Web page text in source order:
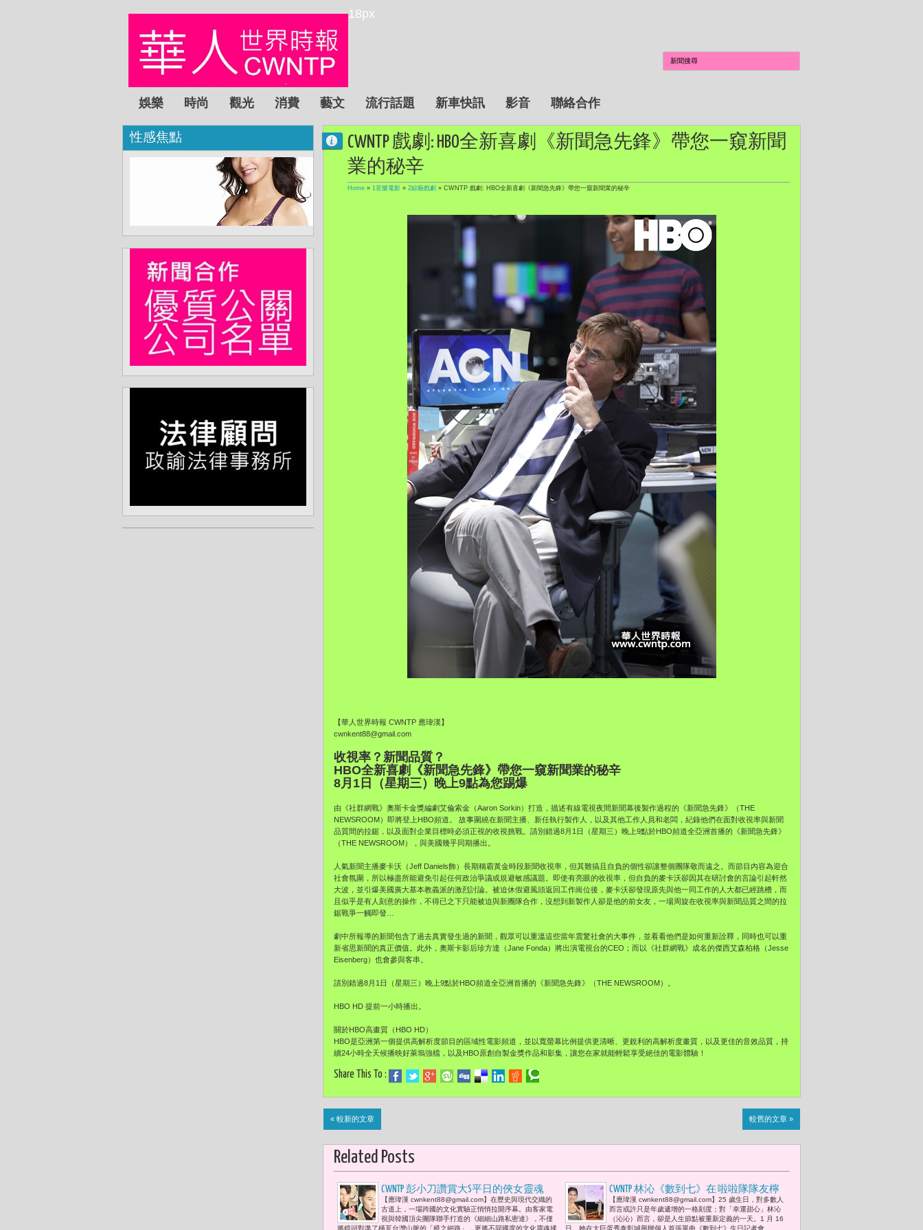
18px
娛樂 時尚 觀光 消費 藝文 流行話題 新車快訊 影音 聯絡合作
CWNTP 戲劇: HBO全新喜劇《新聞急先鋒》帶您一窺新聞
業的秘辛
Home » 1音樂電影 » 2綜藝戲劇 » CWNTP 戲劇: HBO全新喜劇《新聞急先鋒》帶您一窺新聞業的秘辛
【華人世界時報 CWNTP 應瑋漢】
cwnkent88@gmail.com
收視率？新聞品質？
HBO全新喜劇《新聞急先鋒》帶您一窺新聞業的秘辛
8月1日（星期三）晚上9點為您踢爆
由《社群網戰》奧斯卡金獎編劇艾倫索金（Aaron Sorkin）打造，描述有線電視夜間新聞幕後製作過程的《新聞急先鋒》（THE
NEWSROOM）即將登上HBO頻道。 故事圍繞在新聞主播、新任執行製作人，以及其他工作人員和老闆，紀錄他們在面對收視率與新聞
品質間的拉鋸，以及面對企業目標時必須正視的收視挑戰。請別錯過8月1日（星期三）晚上9點於HBO頻道全亞洲首播的《新聞急先鋒》
（THE NEWSROOM），與美國幾乎同期播出。
人氣新聞主播麥卡沃（Jeff Daniels飾）長期稱霸黃金時段新聞收視率，但其難搞且自負的個性卻讓整個團隊敬而遠之。而節目內容為迎合
社會氛圍，所以極盡所能避免引起任何政治爭議或規避敏感議題。即使有亮眼的收視率，但自負的麥卡沃卻因其在研討會的言論引起軒然
大波，並引爆美國廣大基本教義派的激烈討論。被迫休假避風頭返回工作崗位後，麥卡沃卻發現原先與他一同工作的人大都已經跳槽，而
且似乎是有人刻意的操作，不得已之下只能被迫與新團隊合作，沒想到新製作人卻是他的前女友，一場周旋在收視率與新聞品質之間的拉
鋸戰爭一觸即發…
劇中所報導的新聞包含了過去真實發生過的新聞，觀眾可以重溫這些當年震驚社會的大事件，並看看他們是如何重新詮釋，同時也可以重
新省思新聞的真正價值。此外，奧斯卡影后珍方達（Jane Fonda）將出演電視台的CEO；而以《社群網戰》成名的傑西艾森柏格（Jesse
Eisenberg）也會參與客串。
請別錯過8月1日（星期三）晚上9點於HBO頻道全亞洲首播的《新聞急先鋒》（THE NEWSROOM）。
HBO HD 提前一小時播出。
關於HBO高畫質（HBO HD）
HBO是亞洲第一個提供高解析度節目的區域性電影頻道，並以寬螢幕比例提供更清晰、更銳利的高解析度畫質，以及更佳的音效品質，持
續24小時全天候播映好萊塢強檔，以及HBO原創自製金獎作品和影集，讓您在家就能輕鬆享受絕佳的電影體驗！
Share This To :
« 較新的文章 較舊的文章 »
Related Posts
CWNTP 彭小刀讚賞大S平日的俠女靈魂
「大小S的情感太特別，互相扶持，一
般人是無法體會的。」
【應瑋漢 cwnkent88@gmail.com】​在歷史與現代交織的
古道上，一場跨國的文化實驗正悄悄拉開序幕。由客家電
視與韓國頂尖團隊聯手打造的《細細山路私密達》，不僅
將鏡頭對準了橫亙台灣山脈的「樟之細路」，更將不同國度的文化靈魂揉
CWNTP 林沁《數到七》在 啦啦隊隊友檸
檬與奶昔見證啟程 25歲生日這一天 把夢
想唱成現實
【應瑋漢 cwnkent88@gmail.com】25 歲生日，對多數人
而言或許只是年歲遞增的一格刻度；對「幸運甜心」林沁
（沁沁）而言，卻是人生節點被重新定義的一天。1 月 16
日，她在大巨蛋秀泰影城舉辦個人首張單曲《數到七》生日記者會...
性感焦點